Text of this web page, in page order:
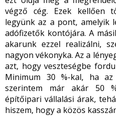
végző cég. Ezek kellően
legyünk az a pont, amelyik
adófizetők kontójára. A
akarunk ezzel realizálni,
nagyon vékonyka. Az a
azt, hogy veszteségbe
Minimum 30 %-kal, ha
szerintem már akár 50
építőipari vállalási árak,
hiszem, hogy a közös